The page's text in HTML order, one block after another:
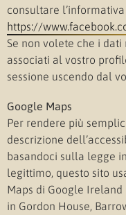
consultare
https://
Se non volete che i
associati al vostro
sessione uscendo dal
Google Maps
Per rendere più
descrizione
basandoci sulla legge
legittimo, questo sito
Maps di Google Ireland
in Gordon House,